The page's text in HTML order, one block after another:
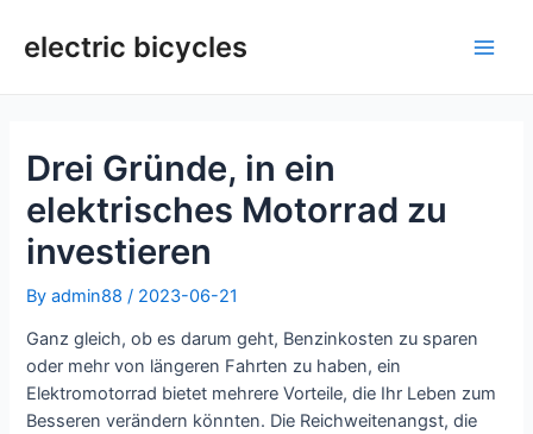
electric bicycles
Drei Gründe, in ein
elektrisches Motorrad zu
investieren
Byadmin88/ 2023-06-21
Ganz gleich, ob es darum geht, Benzinkosten zu sparen
oder mehr von längeren Fahrten zu haben, ein
Elektromotorrad bietet mehrere Vorteile, die Ihr Leben zum
Besseren verändern könnten. Die Reichweitenangst, die